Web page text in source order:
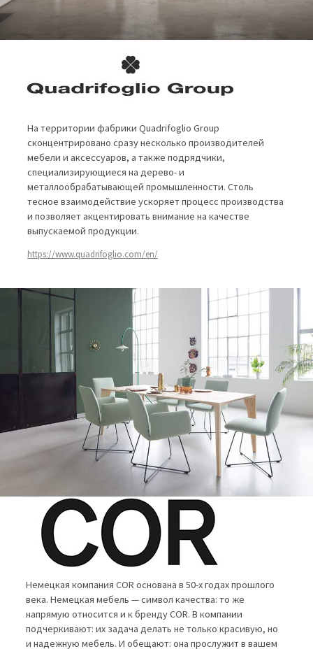
На территории фабрики Quadrifoglio Group
сконцентрировано сразу несколько производителей
мебели и аксессуаров, а также подрядчики,
специализирующиеся на дерево- и
металлообрабатывающей промышленности. Столь
тесное взаимодействие ускоряет процесс производства
и позволяет акцентировать внимание на качестве
выпускаемой продукции.
https://www.quadrifoglio.com/en/
Немецкая компания COR основана в 50-х годах прошлого
века. Немецкая мебель — символ качества: то же
напрямую относится и к бренду COR. В компании
подчеркивают: их задача делать не только красивую, но
и надежную мебель. И обещают: она прослужит в вашем